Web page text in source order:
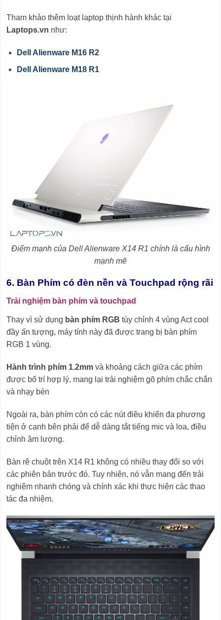
Tham khảo thêm loạt laptop thịnh hành khác tại
Laptops.vn như:
Dell Alienware M16 R2
Dell Alienware M18 R1
Điểm mạnh của Dell Alienware X14 R1 chính là cấu hình
mạnh mẽ
6. Bàn Phím có đèn nền và Touchpad rộng rãi
Trải nghiệm bàn phím và touchpad
Thay vì sử dụng bàn phím RGB tùy chỉnh 4 vùng Act cool
đầy ấn tượng, máy tính này đã được trang bị bàn phím
RGB 1 vùng.
Hành trình phím 1.2mm và khoảng cách giữa các phím
được bố trí hợp lý, mang lại trải nghiệm gõ phím chắc chắn
và nhạy bén
Ngoài ra, bàn phím còn có các nút điều khiển đa phương
tiện ở cạnh bên phải để dễ dàng tắt tiếng mic và loa, điều
chỉnh âm lượng.
Bàn rê chuột trên X14 R1 không có nhiều thay đổi so với
các phiên bản trước đó. Tuy nhiên, nó vẫn mang đến trải
nghiệm nhanh chóng và chính xác khi thực hiện các thao
tác đa nhiệm.